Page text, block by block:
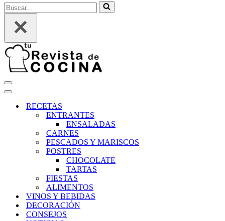
Buscar...
Menú
de
Menú
navegaciónRECETAS
ENTRANTES
ENSALADAS
CARNES
PESCADOS Y MARISCOS
POSTRES
CHOCOLATE
TARTAS
FIESTAS
ALIMENTOS
VINOS Y BEBIDAS
DECORACIÓN
CONSEJOS